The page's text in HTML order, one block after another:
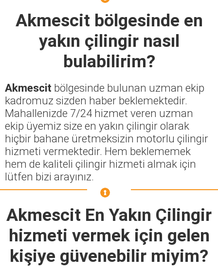
Akmescit bölgesinde en
yakın çilingir nasıl
bulabilirim?
Akmescit bölgesinde bulunan uzman ekip
kadromuz sizden haber beklemektedir.
Mahallenizde 7/24 hizmet veren uzman
ekip üyemiz size en yakın çilingir olarak
hiçbir bahane üretmeksizin motorlu çilingir
hizmeti vermektedir. Hem beklememek
hem de kaliteli çilingir hizmeti almak için
lütfen bizi arayınız.
Akmescit En Yakın Çilingir
hizmeti vermek için gelen
kişiye güvenebilir miyim?